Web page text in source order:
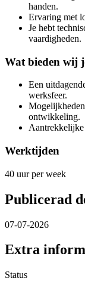
handen.
Ervaring met
Je hebt
vaardigheden.
Wat bieden wij
Een
werksfeer.
ontwikkeling.
Aantrekkelijke
Werktijden
40 uur per week
Publicerad
07-07-2026
Extra
Status